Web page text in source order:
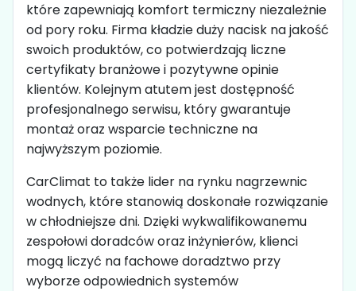
które zapewniają komfort termiczny niezależnie
od pory roku. Firma kładzie duży nacisk na jakość
swoich produktów, co potwierdzają liczne
certyfikaty branżowe i pozytywne opinie
klientów. Kolejnym atutem jest dostępność
profesjonalnego serwisu, który gwarantuje
montaż oraz wsparcie techniczne na
najwyższym poziomie.
CarClimat to także lider na rynku nagrzewnic
wodnych, które stanowią doskonałe rozwiązanie
w chłodniejsze dni. Dzięki wykwalifikowanemu
zespołowi doradców oraz inżynierów, klienci
mogą liczyć na fachowe doradztwo przy
wyborze odpowiednich systemów